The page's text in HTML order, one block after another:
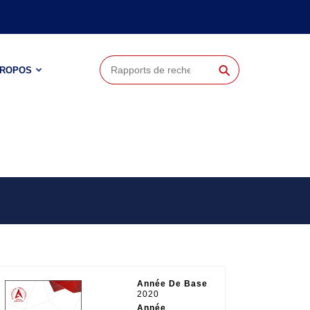
⚲
Année De Base
2020
Année